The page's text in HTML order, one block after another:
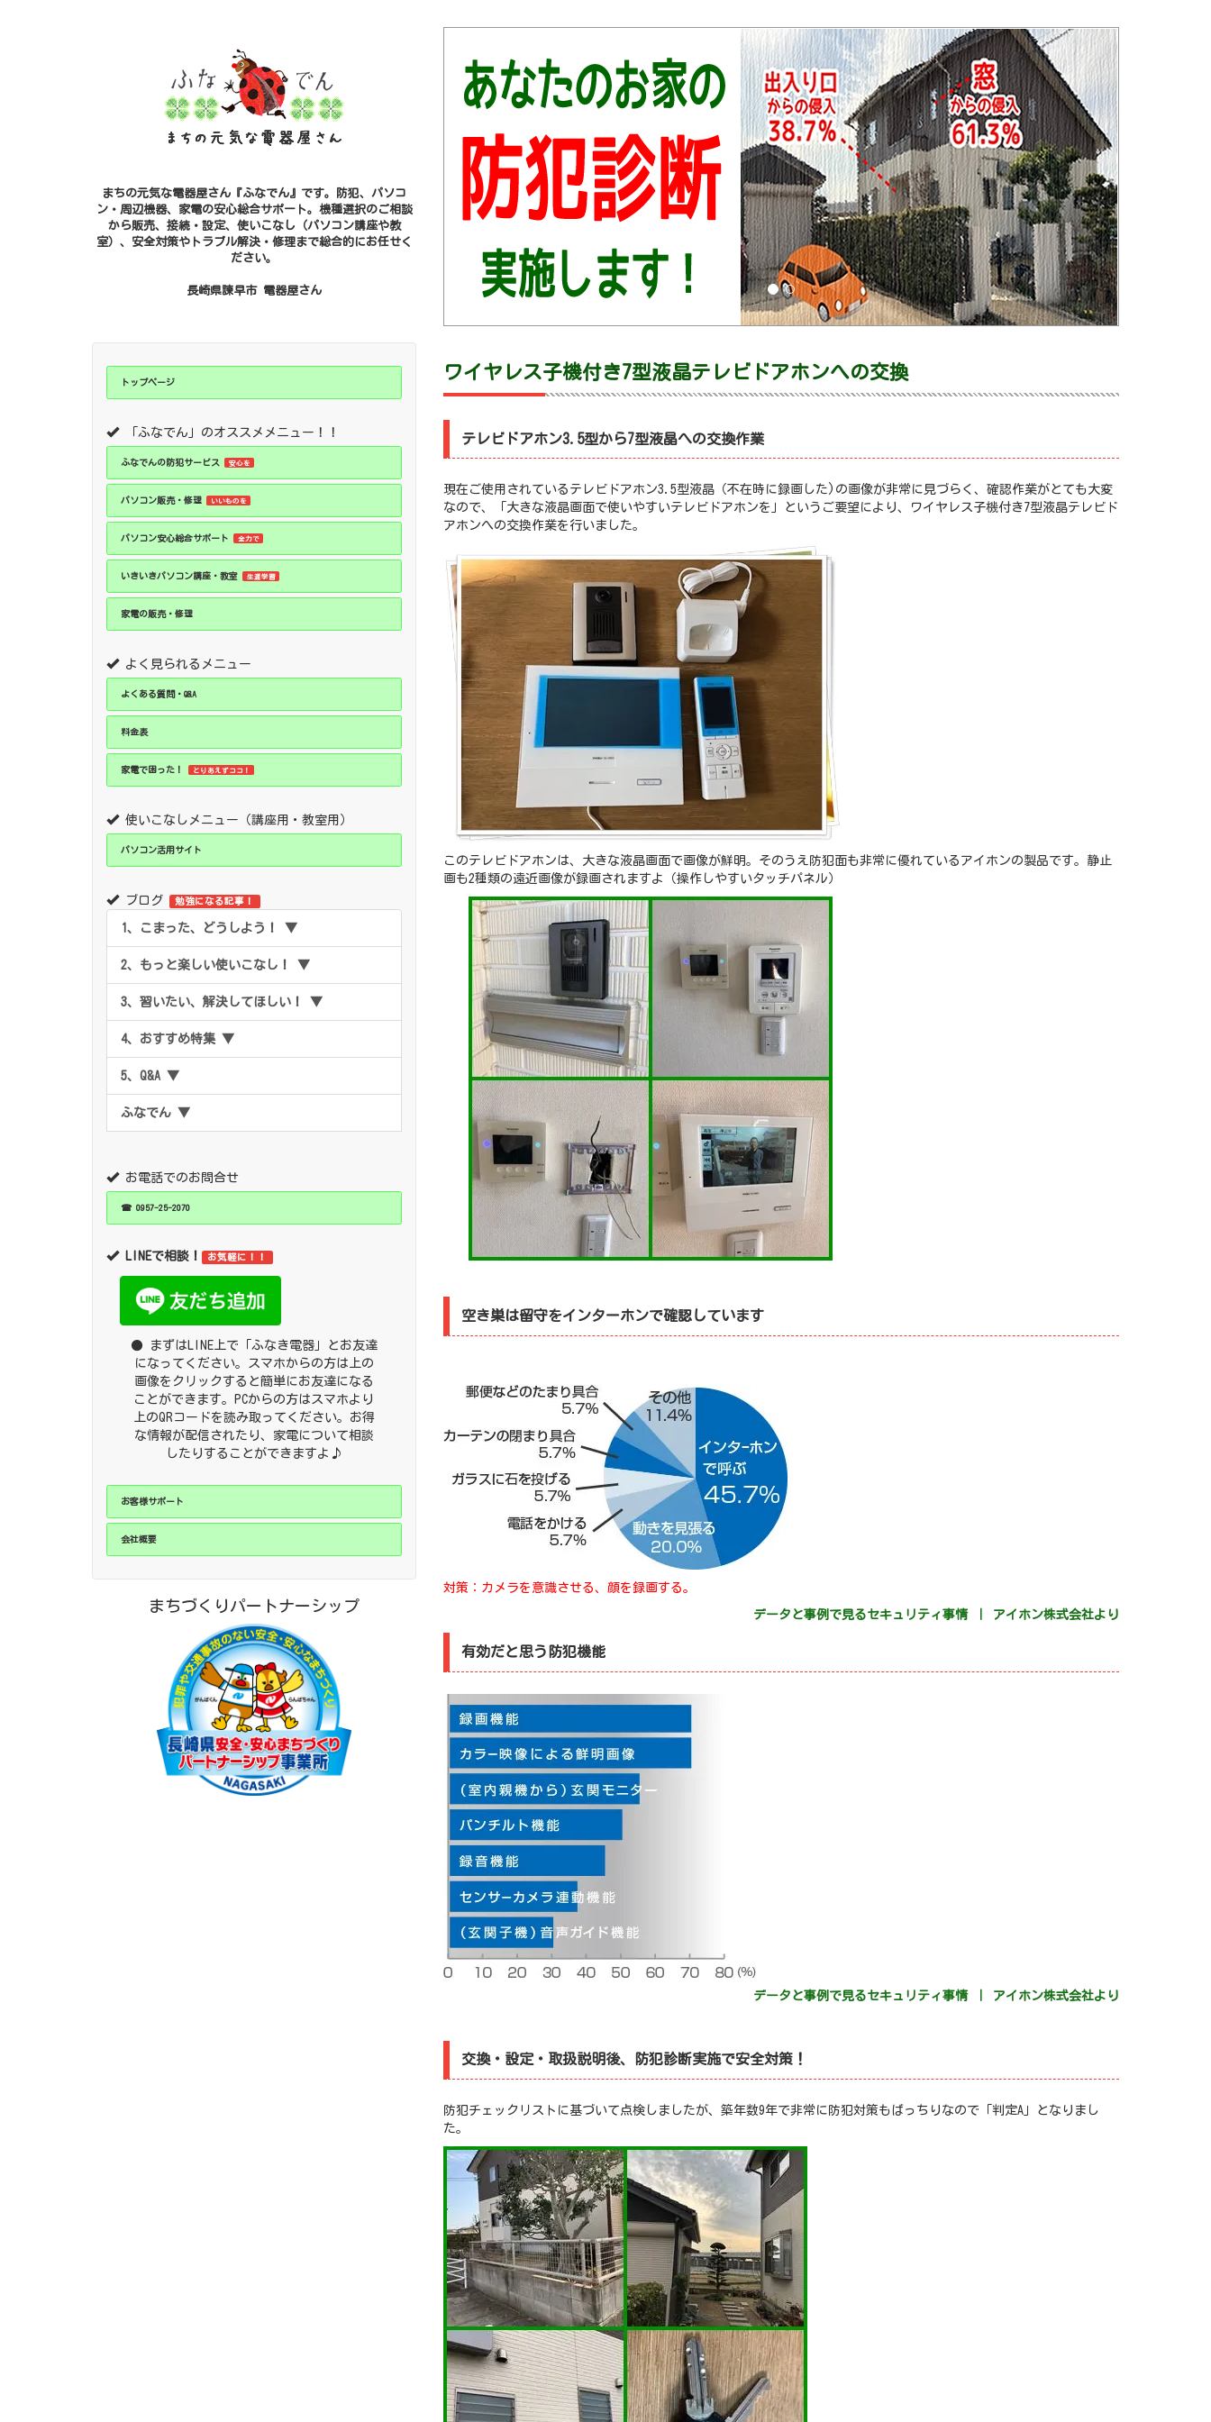
まちの元気な電器屋さん『ふなでん』です。防犯、パソコ
ン・周辺機器、家電の安心総合サポート。機種選択のご相談
から販売、接続・設定、使いこなし（パソコン講座や教
室）、安全対策やトラブル解決・修理まで総合的にお任せく
ださい。
長崎県諫早市 電器屋さん
トップページ
「ふなでん」のオススメメニュー！！
ふなでんの防犯サービス 安心を
パソコン販売・修理 いいものを
パソコン安心総合サポート 全力で
いきいきパソコン講座・教室 生涯学習
家電の販売・修理
よく見られるメニュー
よくある質問・Q&A
料金表
家電で困った！ とりあえずココ！
使いこなしメニュー（講座用・教室用）
パソコン活用サイト
ブログ 勉強になる記事！
1、こまった、どうしよう！ ▼
2、もっと楽しい使いこなし！ ▼
3、習いたい、解決してほしい！ ▼
4、おすすめ特集 ▼
5、Q&A ▼
ふなでん ▼
お電話でのお問合せ
☎ 0957-25-2070
LINEで相談！ お気軽に！！
● まずはLINE上で「ふなき電器」とお友達
になってください。スマホからの方は上の
画像をクリックすると簡単にお友達になる
ことができます。PCからの方はスマホより
上のQRコードを読み取ってください。お得
な情報が配信されたり、家電について相談
したりすることができますよ♪
お客様サポート
会社概要
まちづくりパートナーシップ
ワイヤレス子機付き7型液晶テレビドアホンへの交換
テレビドアホン3.5型から7型液晶への交換作業
現在ご使用されているテレビドアホン3.5型液晶（不在時に録画した)の画像が非常に見づらく、確認作業がとても大変
なので、「大きな液晶画面で使いやすいテレビドアホンを」というご要望により、ワイヤレス子機付き7型液晶テレビド
アホンへの交換作業を行いました。
このテレビドアホンは、大きな液晶画面で画像が鮮明。そのうえ防犯面も非常に優れているアイホンの製品です。静止
画も2種類の遠近画像が録画されますよ（操作しやすいタッチパネル）
空き巣は留守をインターホンで確認しています
対策：カメラを意識させる、顔を録画する。
データと事例で見るセキュリティ事情 ｜ アイホン株式会社より
有効だと思う防犯機能
データと事例で見るセキュリティ事情 ｜ アイホン株式会社より
交換・設定・取扱説明後、防犯診断実施で安全対策！
防犯チェックリストに基づいて点検しましたが、築年数9年で非常に防犯対策もばっちりなので「判定A」となりまし
た。